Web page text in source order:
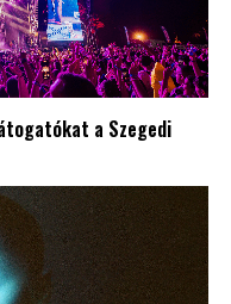
a Szegedi